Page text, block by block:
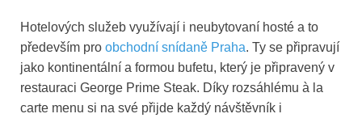
Hotelových služeb využívají i neubytovaní hosté a to
především pro obchodní snídaně Praha. Ty se připravují
jako kontinentální a formou bufetu, který je připravený v
restauraci George Prime Steak. Díky rozsáhlému à la
carte menu si na své přijde každý návštěvník i